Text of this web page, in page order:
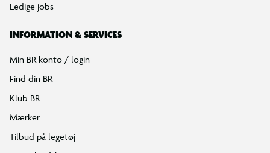
Ledige jobs
INFORMATION & SERVICES
Min BR konto / login
Find din BR
Klub BR
Mærker
Tilbud på legetøj